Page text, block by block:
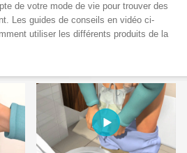
de votre mode de vie pour trouver des
Les guides de conseils en vidéo ci-
utiliser les différents produits de la